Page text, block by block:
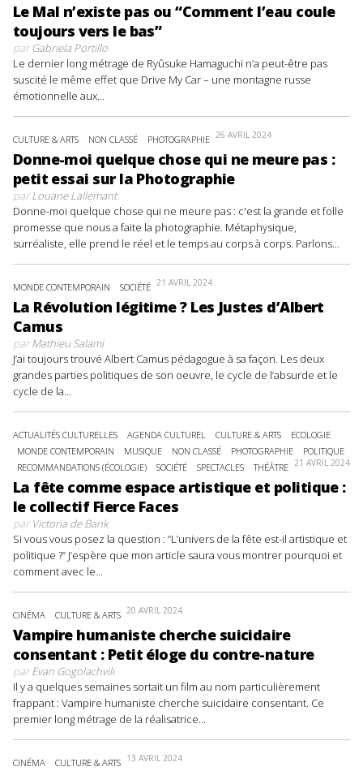
Le Mal n’existe pas ou “Comment l’eau coule
toujours vers le bas”
parGabriela Portillo
Le dernier long métrage de Ryûsuke Hamaguchi n’a peut-être pas
suscité le même effet que Drive My Car – une montagne russe
émotionnelle aux...
CULTURE & ARTS NON CLASSÉ PHOTOGRAPHIE 26 AVRIL 2024
Donne-moi quelque chose qui ne meure pas :
petit essai sur la Photographie
parLouane Lallemant
Donne-moi quelque chose qui ne meure pas : c'est la grande et folle
promesse que nous a faite la photographie. Métaphysique,
surréaliste, elle prend le réel et le temps au corps à corps. Parlons...
MONDE CONTEMPORAIN SOCIÉTÉ 21 AVRIL 2024
La Révolution légitime ? Les Justes d’Albert
Camus
parMathieu Salami
J’ai toujours trouvé Albert Camus pédagogue à sa façon. Les deux
grandes parties politiques de son oeuvre, le cycle de l’absurde et le
cycle de la...
ACTUALITÉS CULTURELLES AGENDA CULTUREL CULTURE & ARTS
ECOLOGIE
MONDE CONTEMPORAIN
MUSIQUE NON CLASSÉ PHOTOGRAPHIE
POLITIQUE
RECOMMANDATIONS (ÉCOLOGIE)
SOCIÉTÉ SPECTACLES THÉÂTRE 21 AVRIL 2024
La fête comme espace artistique et politique :
le collectif Fierce Faces
parVictoria de Bank
Si vous vous posez la question : “L’univers de la fête est-il artistique et
politique ?” J’espère que mon article saura vous montrer pourquoi et
comment avec le...
CINÉMA CULTURE & ARTS 20 AVRIL 2024
Vampire humaniste cherche suicidaire
consentant : Petit éloge du contre-nature
parEvan Gogolachvili
Il y a quelques semaines sortait un film au nom particulièrement
frappant : Vampire humaniste cherche suicidaire consentant. Ce
premier long métrage de la réalisatrice...
CINÉMA CULTURE & ARTS 13 AVRIL 2024